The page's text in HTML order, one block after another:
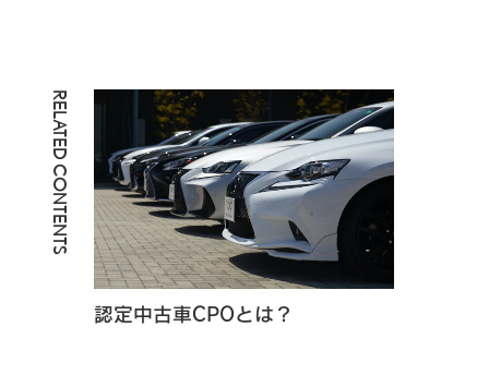
RELATED CONTENTS
認定中古車CPOとは？